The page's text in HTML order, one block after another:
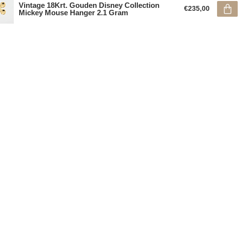
Vintage 18Krt. Gouden Disney Collection
Mickey Mouse Hanger 2.1 Gram
€235,00